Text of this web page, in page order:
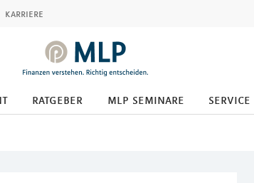
karriere
ratgeber mlp seminare